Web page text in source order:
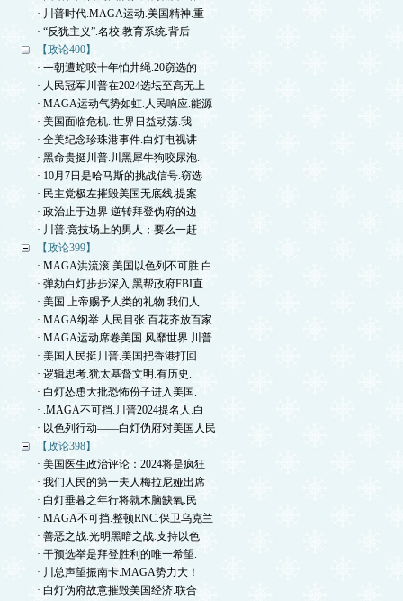
· 川普时代.MAGA运动.美国精神.重
· “反犹主义”.名校.教育系统.背后
【政论400】
· 一朝遭蛇咬十年怕井绳.20窃选的
· 人民冠军川普在2024选坛至高无上
· MAGA运动气势如虹.人民响应.能源
· 美国面临危机..世界日益动荡.我
· 全美纪念珍珠港事件.白灯电视讲
· 黑命贵挺川普.川黑犀牛狗咬尿泡.
· 10月7日是哈马斯的挑战信号.窃选
· 民主党极左摧毁美国无底线.提案
· 政治止于边界 逆转拜登伪府的边
· 川普.竞技场上的男人；要么一赶
【政论399】
· MAGA洪流滚.美国以色列不可胜.白
· 弹劾白灯步步深入.黑帮政府FBI直
· 美国.上帝赐予人类的礼物.我们人
· MAGA纲举.人民目张.百花齐放百家
· MAGA运动席卷美国.风靡世界.川普
· 美国人民挺川普.美国把香港打回
· 逻辑思考.犹太基督文明.有历史.
· 白灯怂恿大批恐怖份子进入美国.
· .MAGA不可挡.川普2024提名人.白
· 以色列行动——白灯伪府对美国人民
【政论398】
· 美国医生政治评论：2024将是疯狂
· 我们人民的第一夫人梅拉尼娅出席
· 白灯垂暮之年行将就木脑缺氧.民
· MAGA不可挡.整顿RNC.保卫乌克兰
· 善恶之战.光明黑暗之战.支持以色
· 干预选举是拜登胜利的唯一希望.
· 川总声望振南卡.MAGA势力大！
· 白灯伪府故意摧毁美国经济.联合